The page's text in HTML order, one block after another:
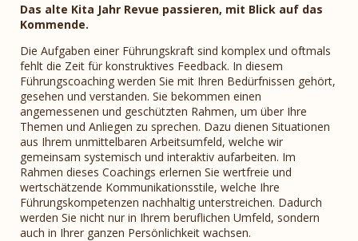
Das alte Kita Jahr Revue passieren, mit Blick auf das
Kommende.
Die Aufgaben einer Führungskraft sind komplex und oftmals
fehlt die Zeit für konstruktives Feedback. In diesem
Führungscoaching werden Sie mit Ihren Bedürfnissen gehört,
gesehen und verstanden. Sie bekommen einen
angemessenen und geschützten Rahmen, um über Ihre
Themen und Anliegen zu sprechen. Dazu dienen Situationen
aus Ihrem unmittelbaren Arbeitsumfeld, welche wir
gemeinsam systemisch und interaktiv aufarbeiten. Im
Rahmen dieses Coachings erlernen Sie wertfreie und
wertschätzende Kommunikationsstile, welche Ihre
Führungskompetenzen nachhaltig unterstreichen. Dadurch
werden Sie nicht nur in Ihrem beruflichen Umfeld, sondern
auch in Ihrer ganzen Persönlichkeit wachsen.